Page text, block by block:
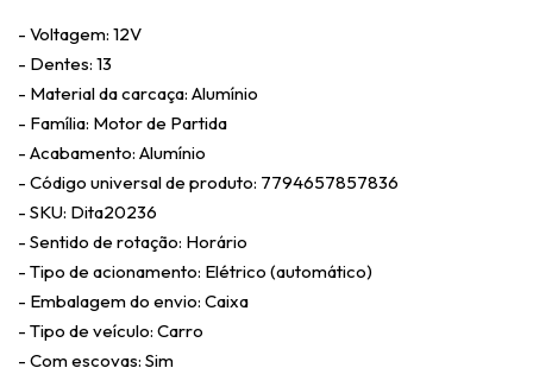
- Voltagem: 12V
- Dentes: 13
- Material da carcaça: Alumínio
- Família: Motor de Partida
- Acabamento: Alumínio
- Código universal de produto: 7794657857836
- SKU: Dita20236
- Sentido de rotação: Horário
- Tipo de acionamento: Elétrico (automático)
- Embalagem do envio: Caixa
- Tipo de veículo: Carro
- Com escovas: Sim